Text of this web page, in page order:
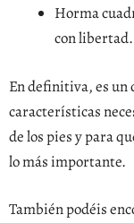
Horma
con libertad.
En definitiva, es un
características
de los pies y para
lo más importante.
También podéis